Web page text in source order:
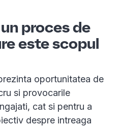
proces de
este scopul
oportunitatea de
si provocarile
cat si pentru a
despre intreaga